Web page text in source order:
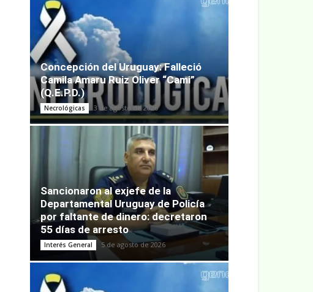
Concepción del Uruguay: Falleció
Camila Amaru Ruiz Oliver “Cami”
(Q.E.P.D.)
Necrológicas 3 de agosto de 2026
Sancionaron al exjefe de la
Departamental Uruguay de Policía
por faltante de dinero: decretaron
55 días de arresto
Interés General 5 de agosto de 2026